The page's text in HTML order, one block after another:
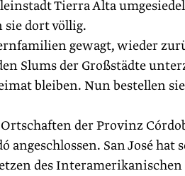
Tierra Alta
dort völlig.
gewagt, wieder
Slums der Großstädte
bleiben. Nun bestellen
der Provinz
angeschlossen. San José
des